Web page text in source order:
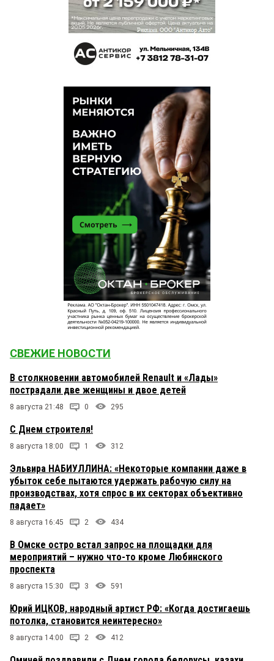
СВЕЖИЕ НОВОСТИ
В столкновении автомобилей Renault и «Лады»
пострадали две женщины и двое детей
8 августа 21:48 0 295
С Днем строителя!
8 августа 18:00 1 312
Эльвира НАБИУЛЛИНА: «Некоторые компании даже в
убыток себе пытаются удержать рабочую силу на
производствах, хотя спрос в их секторах объективно
падает»
8 августа 16:45 2 434
В Омске остро встал запрос на площадки для
мероприятий – нужно что-то кроме Любинского
проспекта
8 августа 15:30 3 591
Юрий ИЦКОВ, народный артист РФ: «Когда достигаешь
потолка, становится неинтересно»
8 августа 14:00 2 412